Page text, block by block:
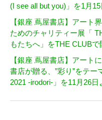
(I see all but you)」を1月15
【銀座 蔦屋書店】アート
ためのチャリティー展「
もたちへ」をTHE CLUBで
【銀座 蔦屋書店】アート
書店が贈る、”彩り”をテ
2021 -irodori-」を11月26日